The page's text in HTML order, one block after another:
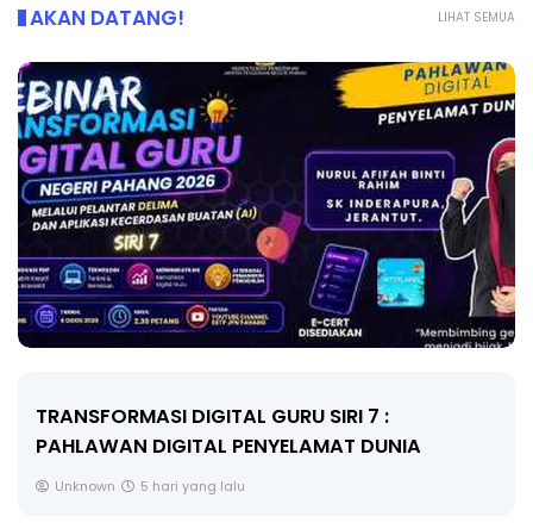
LIHAT SEMUA
AKAN DATANG!
MAJLIS ANUGERAH FFK (FESTIVAL LENSA
PENDIDIKAN - FLeP) 2026
Unknown 6 hari yang lalu